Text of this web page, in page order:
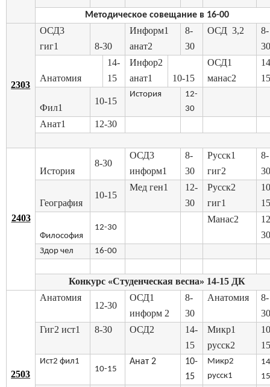
Методическое совещание в 16-00
2303
ОСД3
гиг1
8-30
Информ1
анат2
8-
30
ОСД 3,2
8-
Анатомия
14-
15
Инфор2
анат1
10-15
ОСД1
манас2
Фил1
10-15
История
12-
30
Анат1 12-30
2403
История
8-30
ОСД3
информ1
8-
30
Русск1
гиг2
8-
География
10-15
Мед ген1
12-
30
Русск2
гиг1
Философия
12-30
Манас2
Здор чел 16-00
Конкурс «Студенческая весна» 14-15 ДК
2503
Анатомия
12-30
ОСД1
информ 2
8-
30
Анатомия
8-
Гиг2 ист1
8-30 ОСД2
14-
15
Микр1
русск2
Ист2 фил1
10-15
Анат 2
10-
15
Микр2
русск1